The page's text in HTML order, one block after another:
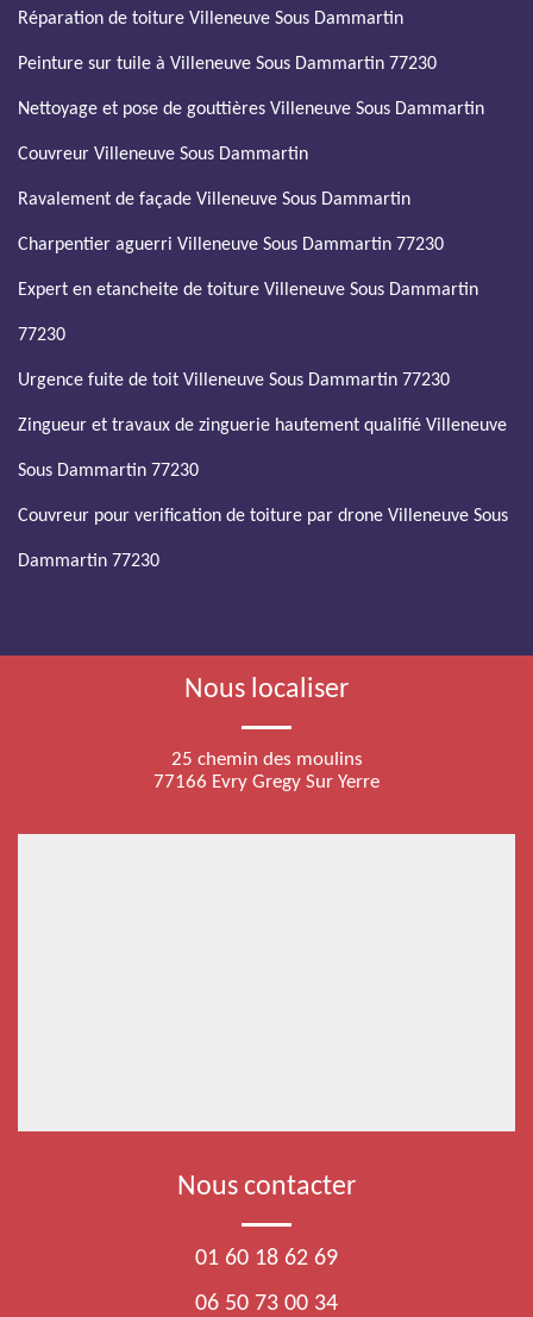
Réparation de toiture Villeneuve Sous Dammartin
Peinture sur tuile à Villeneuve Sous Dammartin 77230
Nettoyage et pose de gouttières Villeneuve Sous Dammartin
Couvreur Villeneuve Sous Dammartin
Ravalement de façade Villeneuve Sous Dammartin
Charpentier aguerri Villeneuve Sous Dammartin 77230
Expert en etancheite de toiture Villeneuve Sous Dammartin
77230
Urgence fuite de toit Villeneuve Sous Dammartin 77230
Zingueur et travaux de zinguerie hautement qualifié Villeneuve
Sous Dammartin 77230
Couvreur pour verification de toiture par drone Villeneuve Sous
Dammartin 77230
Nous localiser
25 chemin des moulins
77166 Evry Gregy Sur Yerre
Nous contacter
01 60 18 62 69
06 50 73 00 34